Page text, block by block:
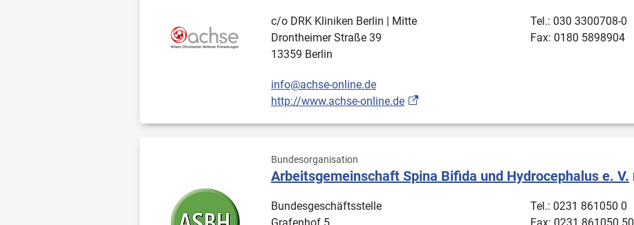
c/o DRK Kliniken Berlin | Mitte
Drontheimer Straße 39
13359 Berlin
Tel.: 030 3300708-0
Fax: 0180 5898904
info@achse-online.de
http://www.achse-online.de
Bundesorganisation
Arbeitsgemeinschaft Spina Bifida und Hydrocephalus e. V.
Bundesgeschäftsstelle
Tel.: 0231 861050 0